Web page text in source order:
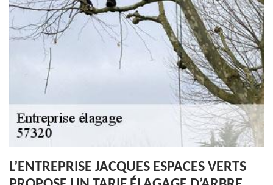
L’ENTREPRISE JACQUES ESPACES VERTS